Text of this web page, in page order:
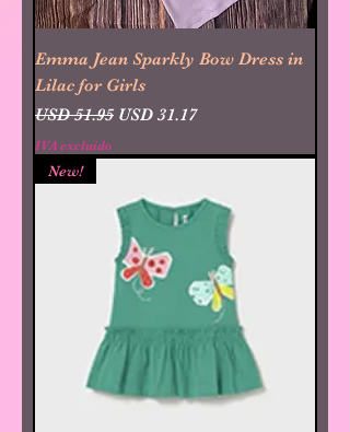
Emma Jean Sparkly Bow Dress in
Lilac for Girls
Precio
USD 51.95 Precio de oferta
USD 31.17
IVA excluido
New!